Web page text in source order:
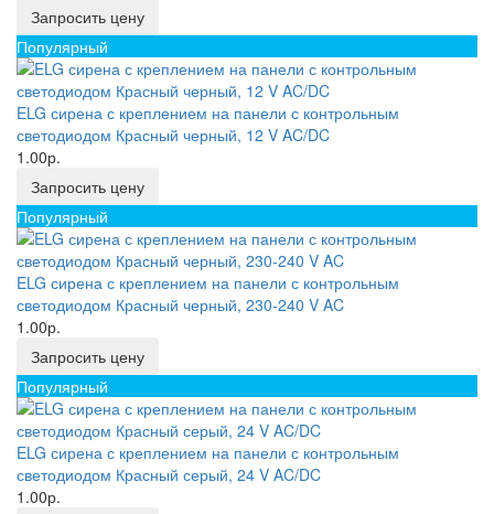
Запросить цену
Популярный
ELG сирена с креплением на панели с контрольным
светодиодом Красный черный, 12 V AC/DC
1.00р.
Запросить цену
Популярный
ELG сирена с креплением на панели с контрольным
светодиодом Красный черный, 230-240 V AC
1.00р.
Запросить цену
Популярный
ELG сирена с креплением на панели с контрольным
светодиодом Красный серый, 24 V AC/DC
1.00р.